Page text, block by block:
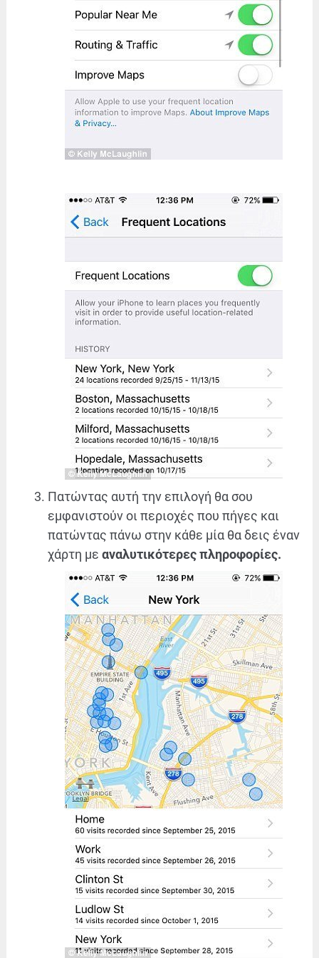
Πατώντας αυτή την επιλογή θα σου
εμφανιστούν οι περιοχές που πήγες και
πατώντας πάνω στην κάθε μία θα δεις έναν
χάρτη με αναλυτικότερες πληροφορίες.